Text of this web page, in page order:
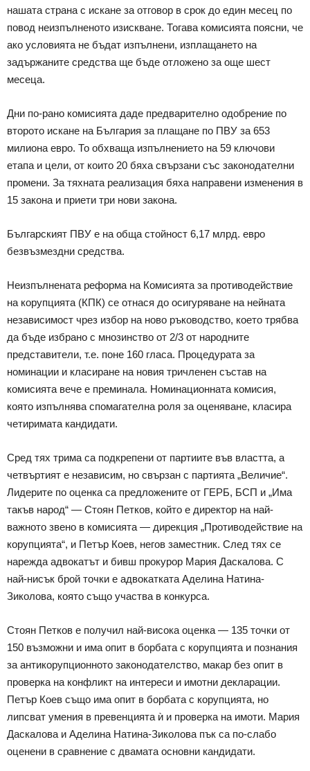
нашата страна с искане за отговор в срок до един месец по
повод неизпълненото изискване. Тогава комисията поясни, че
ако условията не бъдат изпълнени, изплащането на
задържаните средства ще бъде отложено за още шест
месеца.
Дни по-рано комисията даде предварително одобрение по
второто искане на България за плащане по ПВУ за 653
милиона евро. То обхваща изпълнението на 59 ключови
етапа и цели, от които 20 бяха свързани със законодателни
промени. За тяхната реализация бяха направени изменения в
15 закона и приети три нови закона.
Българският ПВУ е на обща стойност 6,17 млрд. евро
безвъзмездни средства.
Неизпълнената реформа на Комисията за противодействие
на корупцията (КПК) се отнася до осигуряване на нейната
независимост чрез избор на ново ръководство, което трябва
да бъде избрано с мнозинство от 2/3 от народните
представители, т.е. поне 160 гласа. Процедурата за
номинации и класиране на новия тричленен състав на
комисията вече е преминала. Номинационната комисия,
която изпълнява спомагателна роля за оценяване, класира
четиримата кандидати.
Сред тях трима са подкрепени от партиите във властта, а
четвъртият е независим, но свързан с партията „Величие“.
Лидерите по оценка са предложените от ГЕРБ, БСП и „Има
такъв народ“ — Стоян Петков, който е директор на най-
важното звено в комисията — дирекция „Противодействие на
корупцията“, и Петър Коев, негов заместник. След тях се
нарежда адвокатът и бивш прокурор Мария Даскалова. С
най-нисък брой точки е адвокатката Аделина Натина-
Зиколова, която също участва в конкурса.
Стоян Петков е получил най-висока оценка — 135 точки от
150 възможни и има опит в борбата с корупцията и познания
за антикорупционното законодателство, макар без опит в
проверка на конфликт на интереси и имотни декларации.
Петър Коев също има опит в борбата с корупцията, но
липсват умения в превенцията ѝ и проверка на имоти. Мария
Даскалова и Аделина Натина-Зиколова пък са по-слабо
оценени в сравнение с двамата основни кандидати.